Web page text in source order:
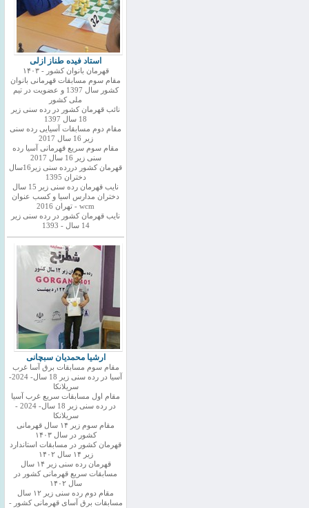
استاد فیده طناز ازلی
قهرمان بانوان کشور - ۱۴۰۳
مقام سوم مسابقات قهرمانی بانوان
کشور سال 1397 و عضویت در تیم
ملی کشور
نائب قهرمان کشور در رده سنی زیر
18 سال 1397
مقام دوم مسابقات آسیایی رده سنی
زیر 16 سال 2017
مقام سوم سریع قهرمانی آسیا رده
سنی زیر 16 سال 2017
قهرمان کشور دررده سنی زیر16سال
دختران 1395
نایب قهرمان رده سنی زیر 15 سال
دختران مدارس اسیا و کسب عنوان
wcm - تهران 2016
نایب قهرمان کشور در رده سنی زیر
14 سال - 1393
ارشیا محمدیان سبچانی
مقام سوم مسابقات برق آسا غرب
آسیا در رده سنی زیر 18 سال- 2024-
سریلانکا
مقام اول مسابقات سریع غرب آسیا
در رده سنی زیر 18 سال- 2024 -
سریلانکا
مقام سوم زیر ۱۴ سال قهرمانی
کشور در سال ۱۴۰۳
قهرمان کشور در مسابقات استاندارد
زیر ۱۴ سال ۱۴۰۲
قهرمان رده سنی زیر ۱۴ سال
مسابقات سریع قهرمانی کشور در
سال ۱۴۰۲
مقام دوم رده سنی زیر ۱۲ سال
مسابقات برق آسای قهرمانی کشور -